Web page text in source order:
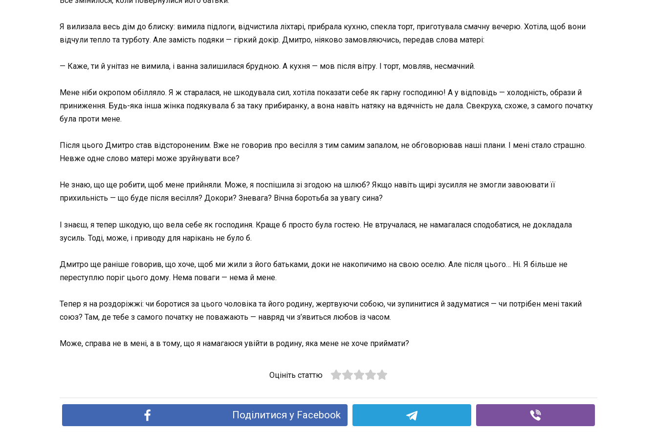
Я вилизала весь дім до блиску: вимила підлоги, відчистила ліхтарі, прибрала кухню, спекла торт, приготувала смачну вечерю. Хотіла, щоб вони
відчули тепло та турботу. Але замість подяки — гіркий докір. Дмитро, ніяково замовляючись, передав слова матері:
— Каже, ти й унітаз не вимила, і ванна залишилася брудною. А кухня — мов після вітру. І торт, мовляв, несмачний.
Мене ніби окропом обілляло. Я ж старалася, не шкодувала сил, хотіла показати себе як гарну господиню! А у відповідь — холодність, образи й
приниження. Будь-яка інша жінка подякувала б за таку прибиранку, а вона навіть натяку на вдячність не дала. Свекруха, схоже, з самого початку
була проти мене.
Після цього Дмитро став відстороненим. Вже не говорив про весілля з тим самим запалом, не обговорював наші плани. І мені стало страшно.
Невже одне слово матері може зруйнувати все?
Не знаю, що ще робити, щоб мене прийняли. Може, я поспішила зі згодою на шлюб? Якщо навіть щирі зусилля не змогли завоювати її
прихильність — що буде після весілля? Докори? Зневага? Вічна боротьба за увагу сина?
І знаєш, я тепер шкодую, що вела себе як господиня. Краще б просто була гостею. Не втручалася, не намагалася сподобатися, не докладала
зусиль. Тоді, може, і приводу для нарікань не було б.
Дмитро ще раніше говорив, що хоче, щоб ми жили з його батьками, доки не накопичимо на свою оселю. Але після цього… Ні. Я більше не
переступлю поріг цього дому. Нема поваги — нема й мене.
Тепер я на роздоріжжі: чи боротися за цього чоловіка та його родину, жертвуючи собою, чи зупинитися й задуматися — чи потрібен мені такий
союз? Там, де тебе з самого початку не поважають — навряд чи з’явиться любов із часом.
Може, справа не в мені, а в тому, що я намагаюся увійти в родину, яка мене не хоче приймати?
Оцініть статтю
Поділитися у Facebook